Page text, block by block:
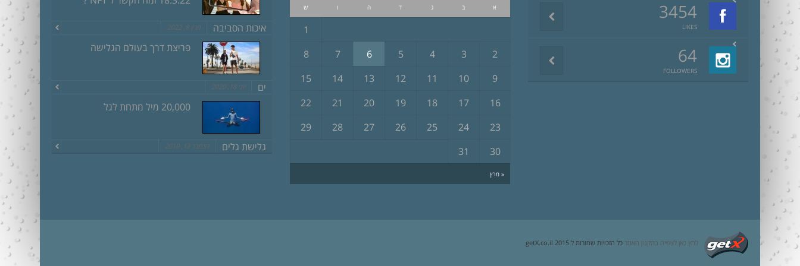
3454
LIKES
64
FOLLOWERS
א ב ג ד ה ו ש
« מרץ
1
2
3
4
5
6
7
8
9
10
11
12
13
14
15
16
17
18
19
20
21
22
23
24
25
26
27
28
29
30
31
איכות הסביבה מרץ 8, 2022
פריצת דרך בעולם הגלישה
ים יוני 18, 2020
20,000 מיל מתחת לגל
גלישת גלים דצמבר 13, 2019
לחץ כאן לצפייה בתקנון האתר כל הזכויות שמורות ל getX.co.il 2015